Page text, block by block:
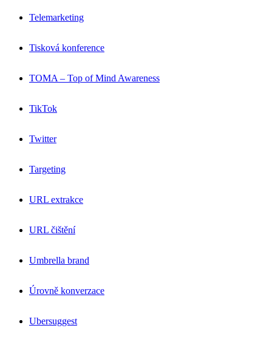
Telemarketing
Tisková konference
TOMA – Top of Mind Awareness
TikTok
Twitter
Targeting
URL extrakce
URL čištění
Umbrella brand
Úrovně konverzace
Ubersuggest